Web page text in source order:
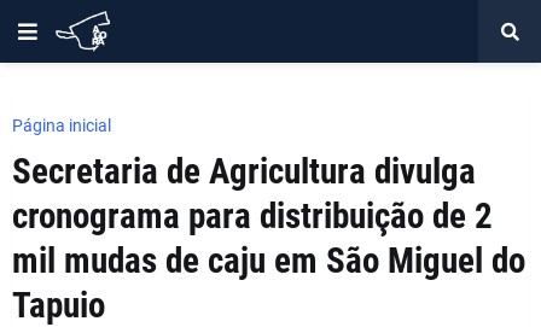
Página inicial
Secretaria de Agricultura divulga
cronograma para distribuição de 2
mil mudas de caju em São Miguel do
Tapuio